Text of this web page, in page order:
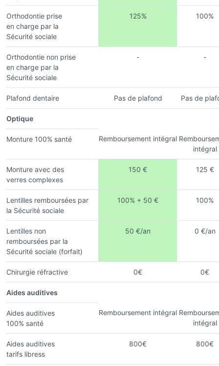
Orthodontie prise
en charge par la
Sécurité sociale
125% 100%
Orthodontie non prise
en charge par la
Sécurité sociale
- -
Plafond dentaire Pas de plafond Pas de
Optique
Monture 100% santé Remboursement intégral
intégral
Monture avec des
verres complexes
150 € 125 €
Lentilles remboursées par
la Sécurité sociale
100% + 50 € 100%
Lentilles non
remboursées par la
Sécurité sociale (forfait)
50 €/an 0 €/an
Chirurgie réfractive 0€ 0€
Aides auditives
Aides auditives
100% santé
Remboursement intégral
intégral
Aides auditives
tarifs libress
800€ 800€